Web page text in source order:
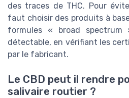
des traces de THC. Pour
faut choisir des produits à
formules « broad spectrum
détectable, en vérifiant les
par le fabricant.
Le CBD peut il rendre
salivaire routier ?